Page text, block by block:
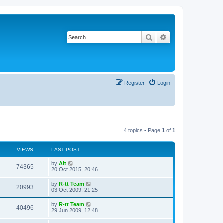
Search
Login
Register
4 topics • Page 1 of 1
VIEWS LAST POST
74365V
i
w
s
L
a
t
p
o
s
t
by Alt
20 Oct 2015, 20:46
20993V
i
L
a
t
p
o
s
by R-tt Team
03 Oct 2009, 21:25
40496V
i
L
a
t
by R-tt Team
29 Jun 2009, 12:48